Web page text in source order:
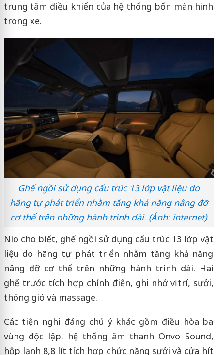
trung tâm điều khiển của hệ thống bốn màn hình
trong xe.
Ghế ngồi sử dụng cấu trúc 13 lớp vật liệu do
hãng tự phát triển nhằm tăng khả năng nâng đỡ
cơ thể trên những hành trình dài. (Ảnh: internet)
Nio cho biết, ghế ngồi sử dụng cấu trúc 13 lớp vật
liệu do hãng tự phát triển nhằm tăng khả năng
nâng đỡ cơ thể trên những hành trình dài. Hai
ghế trước tích hợp chỉnh điện, ghi nhớ vị trí, sưởi,
thông gió và massage.
Các tiện nghi đáng chú ý khác gồm điều hòa ba
vùng độc lập, hệ thống âm thanh Onvo Sound,
hộp lạnh 8,8 lít tích hợp chức năng sưởi và cửa hít